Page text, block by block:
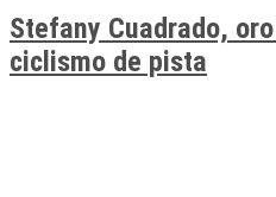
Stefany Cuadrado,
ciclismo de pista